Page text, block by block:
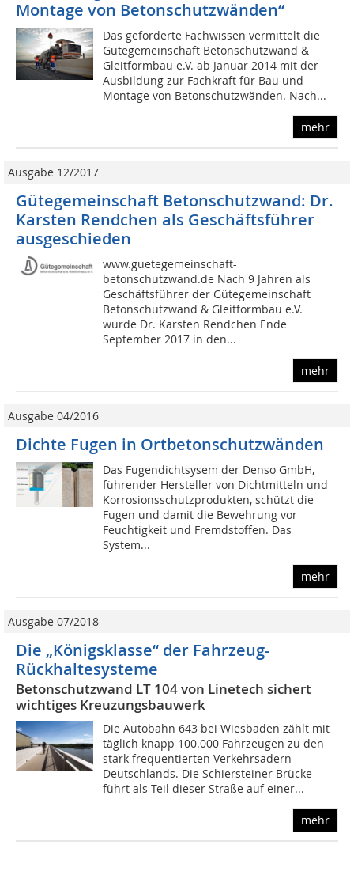
Montage von Betonschutzwänden“
Das geforderte Fachwissen vermittelt die
Gütegemeinschaft Betonschutzwand &
Gleitformbau e.V. ab Januar 2014 mit der
Ausbildung zur Fachkraft für Bau und
Montage von Betonschutzwänden. Nach...
mehr
Ausgabe 12/2017
Gütegemeinschaft Betonschutzwand: Dr.
Karsten Rendchen als Geschäftsführer
ausgeschieden
www.guetegemeinschaft-
betonschutzwand.de Nach 9 Jahren als
Geschäftsführer der Gütegemeinschaft
Betonschutzwand & Gleitformbau e.V.
wurde Dr. Karsten Rendchen Ende
September 2017 in den...
mehr
Ausgabe 04/2016
Dichte Fugen in Ortbetonschutzwänden
Das Fugendichtsysem der Denso GmbH,
führender Hersteller von Dichtmitteln und
Korrosionsschutzprodukten, schützt die
Fugen und damit die Bewehrung vor
Feuchtigkeit und Fremdstoffen. Das
System...
mehr
Ausgabe 07/2018
Die „Königsklasse“ der Fahrzeug-
Rückhaltesysteme
Betonschutzwand LT 104 von Linetech sichert
wichtiges Kreuzungsbauwerk
Die Autobahn 643 bei Wiesbaden zählt mit
täglich knapp 100.000 Fahrzeugen zu den
stark frequentierten Verkehrsadern
Deutschlands. Die Schiersteiner Brücke
führt als Teil dieser Straße auf einer...
mehr